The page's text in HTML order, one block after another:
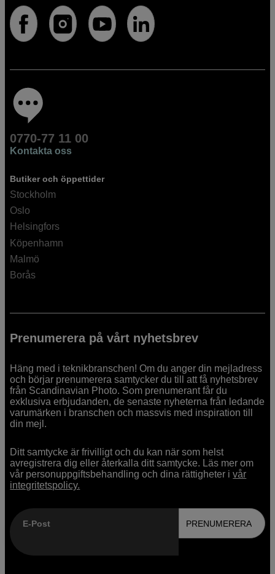
0770-77 11 00
Kontakta oss
Butiker och öppettider
Stockholm
Oslo
Helsingfors
Köpenhamn
Malmö
Borås
Prenumerera på vårt nyhetsbrev
Häng med i teknikbranschen! Om du anger din mejladress
och börjar prenumerera samtycker du till att få nyhetsbrev
från Scandinavian Photo. Som prenumerant får du
exklusiva erbjudanden, de senaste nyheterna från ledande
varumärken i branschen och massvis med inspiration till
din mejl.
Ditt samtycke är frivilligt och du kan när som helst
avregistrera dig eller återkalla ditt samtycke. Läs mer om
vår personuppgiftsbehandling och dina rättigheter ivår
integritetspolicy.
E-Post PRENUMERERA